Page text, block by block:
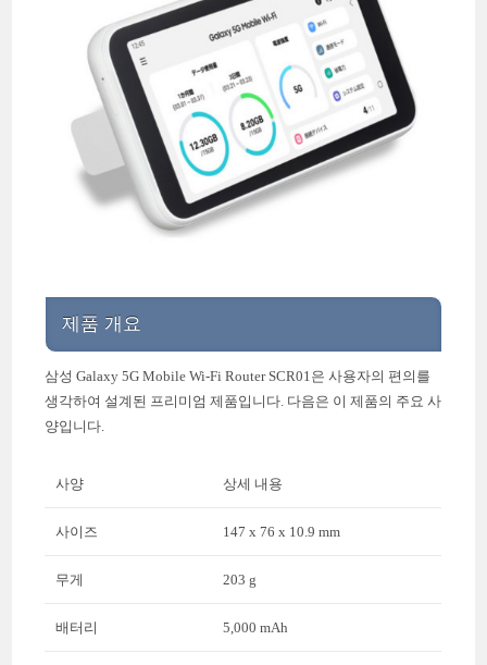
제품 개요
삼성 Galaxy 5G Mobile Wi-Fi Router SCR01은 사용자의 편의를
생각하여 설계된 프리미엄 제품입니다. 다음은 이 제품의 주요 사
양입니다.
사양 상세 내용
사이즈 147 x 76 x 10.9 mm
무게 203 g
배터리 5,000 mAh